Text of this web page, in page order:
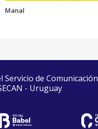
Manal
de Comunicación
- Uruguay